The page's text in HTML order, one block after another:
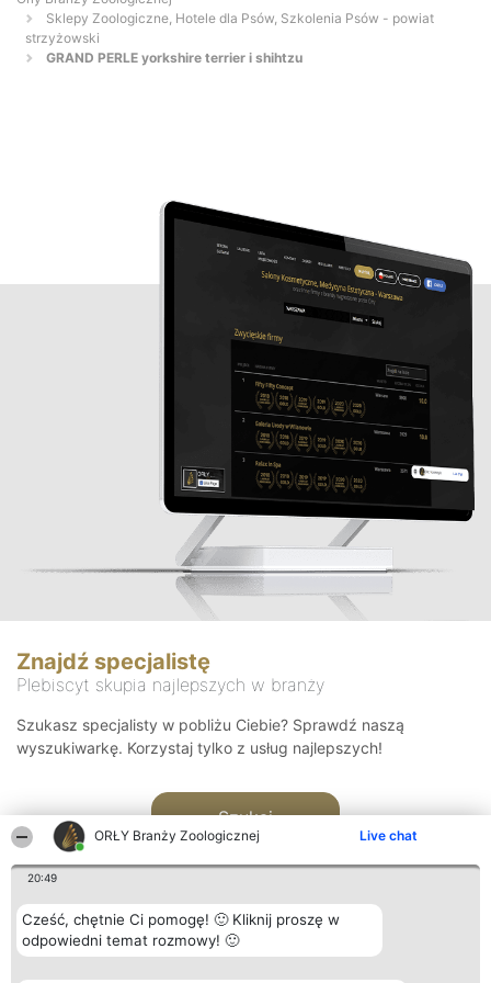
ORŁY Branży Zoologicznej Live chat
20:49
Cześć, chętnie Ci pomogę! 🙂 Kliknij proszę w
odpowiedni temat rozmowy! 🙂
Sklepy Zoologiczne, Hotele dla Psów, Szkolenia Psów - powiat
strzyżowski
GRAND PERLE yorkshire terrier i shihtzu
Znajdź specjalistę
Plebiscyt skupia najlepszych w branży
Szukasz specjalisty w pobliżu Ciebie? Sprawdź naszą
wyszukiwarkę. Korzystaj tylko z usług najlepszych!
Szukaj
Organizator plebiscytu Plebiscyt Kontakt